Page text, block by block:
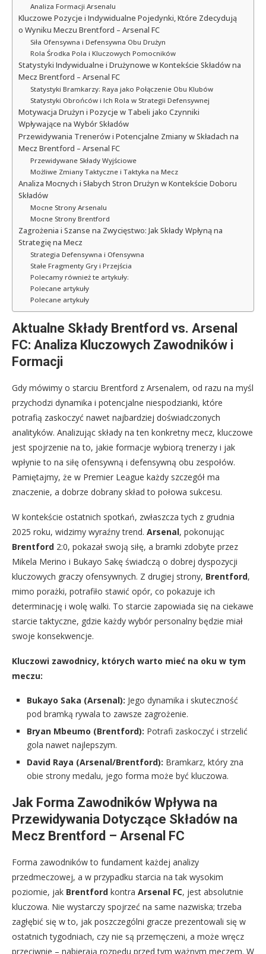
Analiza Formacji Arsenalu
Kluczowe Pozycje i Indywidualne Pojedynki, Które Zdecydują
o Wyniku Meczu Brentford – Arsenal FC
Siła Ofensywna i Defensywna Obu Drużyn
Rola Środka Pola i Kluczowych Pomocników
Statystyki Indywidualne i Drużynowe w Kontekście Składów na
Mecz Brentford – Arsenal FC
Statystyki Bramkarzy: Raya jako Połączenie Obu Klubów
Statystyki Obrońców i Ich Rola w Strategii Defensywnej
Motywacja Drużyn i Pozycje w Tabeli jako Czynniki
Wpływające na Wybór Składów
Przewidywania Trenerów i Potencjalne Zmiany w Składach na
Mecz Brentford – Arsenal FC
Przewidywane Składy Wyjściowe
Możliwe Zmiany Taktyczne i Taktyka na Mecz
Analiza Mocnych i Słabych Stron Drużyn w Kontekście Doboru
Składów
Mocne Strony Arsenalu
Mocne Strony Brentford
Zagrożenia i Szanse na Zwycięstwo: Jak Składy Wpłyną na
Strategię na Mecz
Strategia Defensywna i Ofensywna
Stałe Fragmenty Gry i Przejścia
Polecamy również te artykuły:
Polecane artykuły
Polecane artykuły
Aktualne Składy Brentford vs. Arsenal
FC: Analiza Kluczowych Zawodników i
Formacji
Gdy mówimy o starciu Brentford z Arsenalem, od razu na myśl
przychodzi dynamika i potencjalne niespodzianki, które
potrafią zaskoczyć nawet najbardziej doświadczonych
analityków. Analizując składy na ten konkretny mecz, kluczowe
jest spojrzenie na to, jakie formacje wybiorą trenerzy i jak
wpłynie to na siłę ofensywną i defensywną obu zespołów.
Pamiętajmy, że w Premier League każdy szczegół ma
znaczenie, a dobrze dobrany skład to połowa sukcesu.
W kontekście ostatnich spotkań, zwłaszcza tych z grudnia
2025 roku, widzimy wyraźny trend. Arsenal, pokonując
Brentford 2:0, pokazał swoją siłę, a bramki zdobyte przez
Mikela Merino i Bukayo Sakę świadczą o dobrej dyspozycji
kluczowych graczy ofensywnych. Z drugiej strony, Brentford,
mimo porażki, potrafiło stawić opór, co pokazuje ich
determinację i wolę walki. To starcie zapowiada się na ciekawe
starcie taktyczne, gdzie każdy wybór personalny będzie miał
swoje konsekwencje.
Kluczowi zawodnicy, których warto mieć na oku w tym
meczu:
Bukayo Saka (Arsenal): Jego dynamika i skuteczność
pod bramką rywala to zawsze zagrożenie.
Bryan Mbeumo (Brentford): Potrafi zaskoczyć i strzelić
gola nawet najlepszym.
David Raya (Arsenal/Brentford): Bramkarz, który zna
obie strony medalu, jego forma może być kluczowa.
Jak Forma Zawodników Wpływa na
Przewidywania Dotyczące Składów na
Mecz Brentford – Arsenal FC
Forma zawodników to fundament każdej analizy
przedmeczowej, a w przypadku starcia na tak wysokim
poziomie, jak Brentford kontra Arsenal FC, jest absolutnie
kluczowa. Nie wystarczy spojrzeć na same nazwiska; trzeba
zagłębić się w to, jak poszczególni gracze prezentowali się w
ostatnich tygodniach, czy nie są przemęczeni, a może wręcz
przeciwnie – nabierają rozpędu przed tym ważnym meczem. W